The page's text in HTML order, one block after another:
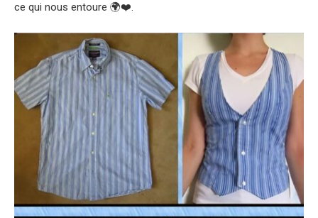
ce qui nous entoure 🌍❤️.